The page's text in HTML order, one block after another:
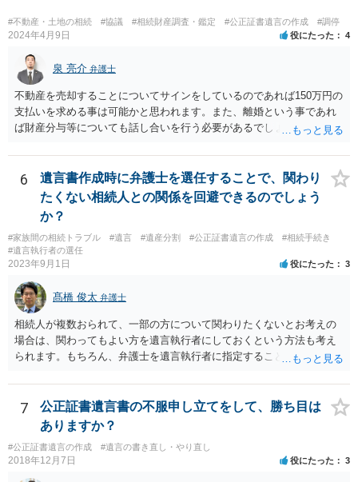
#不動産・土地の相続 #協議 #相続財産調査・鑑定 #公正証書遺言の作成 #調停
2024年4月9日 役にたった 4
泉 亮介 弁護士
不動産を売却することについてサインをしているのであれば150万円の
支払いを求める事は可能かと思われます。また、離婚という事であれ
ば財産分与等についても話し合いを行う必要があるでしょう。 細かい
士事務所へご相談されると良いでしょう。
6
遺言書作成時に弁護士を選任することで、関わり
たくない相続人との関係を回避できるのでしょう
か？
#家族間の相続トラブル #遺言 #遺産分割 #公正証書遺言の作成
#相続手続き
#遺言執行者の選任
2023年9月1日 役にたった 3
髙橋 俊太 弁護士
相続人が複数おられて、一部の方について関わりたくないとお考えの
場合は、関わってもよい方を遺言執行者にしておくという方法も考え
られます。もちろん、弁護士を遺言執行者に指定することもできます
方に再委任の権限を付与しておくという方法もあります。 一度、弁護
士に直接ご相談されることをお勧めいたします。
7
公正証書遺言書の不服申し立てをして、勝ち目は
ありますか？
#公正証書遺言の作成 #遺言の書き直し・やり直し
2018年12月7日 役にたった 3